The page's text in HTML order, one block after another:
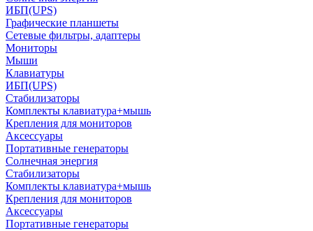
ИБП(UPS)
Графические планшеты
Сетевые фильтры, адаптеры
Мониторы
Мыши
Клавиатуры
ИБП(UPS)
Стабилизаторы
Комплекты клавиатура+мышь
Крепления для мониторов
Аксессуары
Портативные генераторы
Солнечная энергия
Стабилизаторы
Комплекты клавиатура+мышь
Крепления для мониторов
Аксессуары
Портативные генераторы